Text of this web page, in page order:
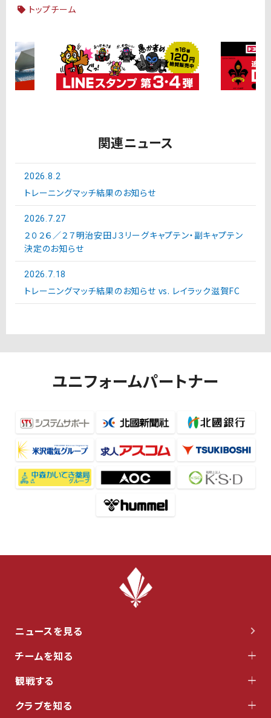
トップチーム
関連ニュース
2026.8.2
トレーニングマッチ結果のお知らせ
2026.7.27
２０２６／２７明治安田Ｊ３リーグキャプテン・副キャプテン
決定のお知らせ
2026.7.18
トレーニングマッチ結果のお知らせ vs. レイラック滋賀FC
ユニフォームパートナー
ニュースを見る
チームを知る
観戦する
クラブを知る